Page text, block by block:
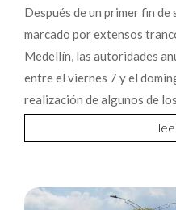
Después de un primer fin de
marcado por extensos
Medellín, las autoridades
entre el viernes 7 y el
realización de algunos de